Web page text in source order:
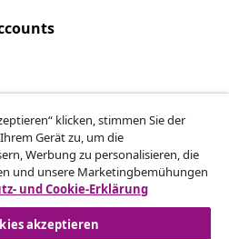
für deine Bestellung
zurücktreten
klicken, stimmen Sie der
Gerät zu, um die
Werbung zu personalisieren, die
und unsere Marketingbemühungen
und Cookie-Erklärung
akzeptieren